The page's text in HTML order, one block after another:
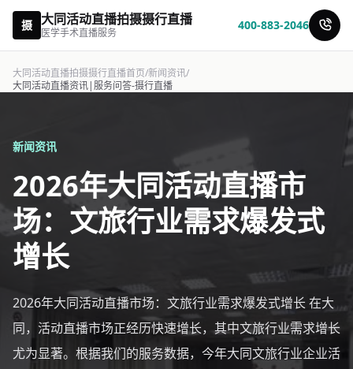
摄 大同活动直播拍摄摄行直播
医学手术直播服务
400-883-2046
大同活动直播拍摄摄行直播首页/新闻资讯/
大同活动直播资讯|服务问答-摄行直播
新闻资讯
2026年大同活动直播市
场：文旅行业需求爆发式
增长
2026年大同活动直播市场：文旅行业需求爆发式增长 在大
同，活动直播市场正经历快速增长，其中文旅行业需求增长
尤为显著。根据我们的服务数据，今年大同文旅行业企业活